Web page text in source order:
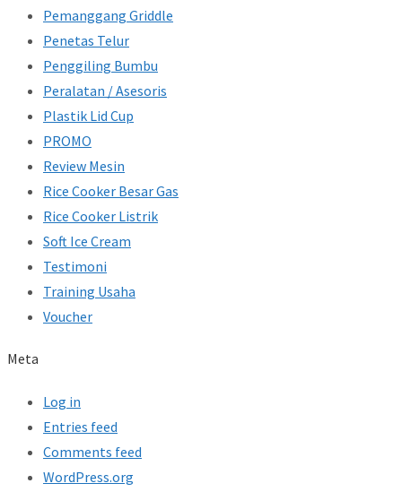
Pemanggang Griddle
Penetas Telur
Penggiling Bumbu
Peralatan / Asesoris
Plastik Lid Cup
PROMO
Review Mesin
Rice Cooker Besar Gas
Rice Cooker Listrik
Soft Ice Cream
Testimoni
Training Usaha
Voucher
Meta
Log in
Entries feed
Comments feed
WordPress.org